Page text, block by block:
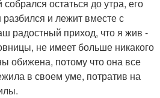
остаться до утра, его
и лежит вместе с
радостный приход, что я жив -
не имеет больше никакого
обижена, потому что она все
в своем уме, потратив на